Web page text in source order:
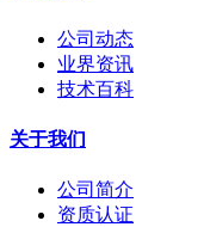
公司动态
业界资讯
技术百科
关于我们
公司简介
资质认证